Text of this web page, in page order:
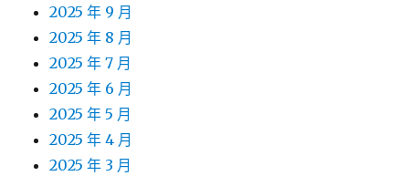
2025 年 9 月
2025 年 8 月
2025 年 7 月
2025 年 6 月
2025 年 5 月
2025 年 4 月
2025 年 3 月